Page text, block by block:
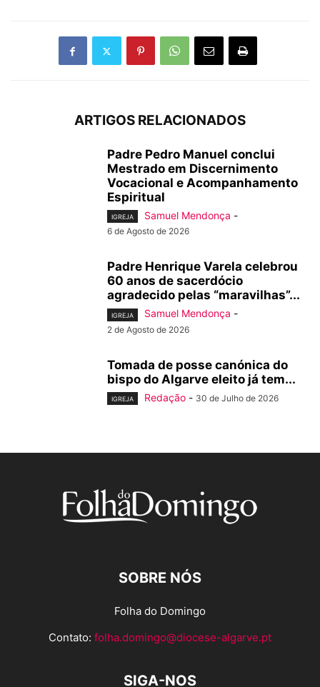
ARTIGOS RELACIONADOS
Padre Pedro Manuel conclui
Mestrado em Discernimento
Vocacional e Acompanhamento
Espiritual
IGREJA Samuel Mendonça -
6 de Agosto de 2026
Padre Henrique Varela celebrou
60 anos de sacerdócio
agradecido pelas “maravilhas”...
IGREJA Samuel Mendonça -
2 de Agosto de 2026
Tomada de posse canónica do
bispo do Algarve eleito já tem...
IGREJA Redação - 30 de Julho de 2026
SOBRE NÓS
Folha do Domingo
Contato: folha.domingo@diocese-algarve.pt
SIGA-NOS